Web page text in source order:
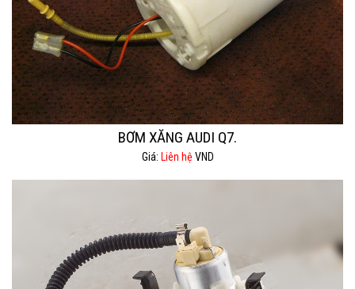
BƠM XĂNG AUDI Q7.
Giá: Liên hệ VND